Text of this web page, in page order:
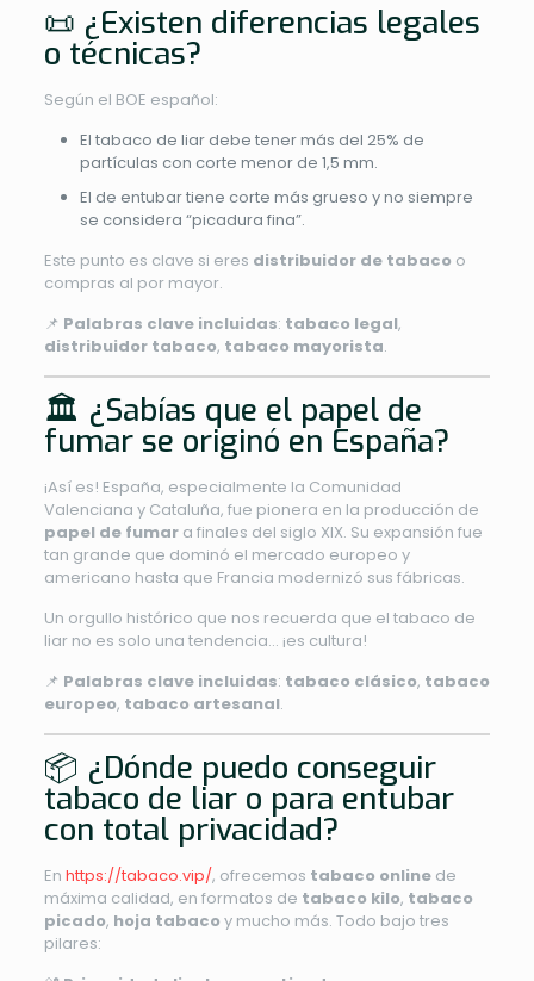
📜 ¿Existen diferencias legales
o técnicas?
Según el BOE español:
El tabaco de liar debe tener más del 25% de
partículas con corte menor de 1,5 mm.
El de entubar tiene corte más grueso y no siempre
se considera “picadura fina”.
Este punto es clave si eres distribuidor de tabaco o
compras al por mayor.
📌 Palabras clave incluidas: tabaco legal,
distribuidor tabaco, tabaco mayorista.
🏛️ ¿Sabías que el papel de
fumar se originó en España?
¡Así es! España, especialmente la Comunidad
Valenciana y Cataluña, fue pionera en la producción de
papel de fumara finales del siglo XIX. Su expansión fue
tan grande que dominó el mercado europeo y
americano hasta que Francia modernizó sus fábricas.
Un orgullo histórico que nos recuerda que el tabaco de
liar no es solo una tendencia… ¡es cultura!
📌 Palabras clave incluidas: tabaco clásico, tabaco
europeo, tabaco artesanal.
📦 ¿Dónde puedo conseguir
tabaco de liar o para entubar
con total privacidad?
En https://tabaco.vip/, ofrecemos tabaco onlinede
máxima calidad, en formatos de tabaco kilo, tabaco
picado, hoja tabaco y mucho más. Todo bajo tres
pilares: